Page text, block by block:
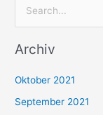
c
n
Archiv
Oktober 2021
September 2021